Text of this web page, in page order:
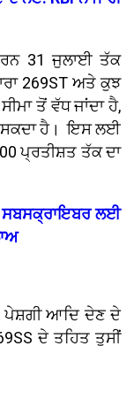
31 ਜੁਲਾਈ ਤੱਕ
269ST ਅਤੇ ਕੁਝ
ਤੋਂ ਵੱਧ ਜਾਂਦਾ ਹੈ,
ਹੋ ਸਕਦਾ ਹੈ। ਇਸ ਲਈ
ਪ੍ਰਤੀਸ਼ਤ ਤੱਕ ਦਾ
ਸਬਸਕ੍ਰਾਇਬਰ ਲਈ
ਪੇਸ਼ਗੀ ਆਦਿ ਦੇਣ ਦੇ
ਦੇ ਤਹਿਤ ਤੁਸੀਂ